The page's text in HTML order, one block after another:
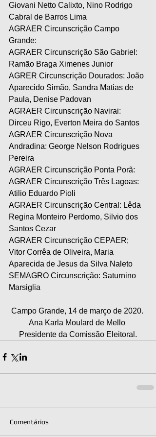
Giovani Netto Calixto, Nino Rodrigo
Cabral de Barros Lima
AGRAER Circunscrição Campo
Grande:
AGRAER Circunscrição São Gabriel:
Ramão Braga Ximenes Junior
AGRER Circunscrição Dourados: João
Aparecido Simão, Sandra Matias de
Paula, Denise Padovan
AGRAER Circunscrição Navirai:
Dirceu Rigo, Everton Meira do Santos
AGRAER Circunscrição Nova
Andradina: George Nelson Rodrigues
Pereira
AGRAER Circunscrição Ponta Porã:
AGRAER Circunscrição Três Lagoas:
Atilio Eduardo Pioli
AGRAER Circunscrição Central: Lêda
Regina Monteiro Perdomo, Silvio dos
Santos Cezar
AGRAER Circunscrição CEPAER;
Vitor Corrêa de Oliveira, Maria
Aparecida de Jesus da Silva Naleto
SEMAGRO Circunscrição: Saturnino
Marsiglia
Campo Grande, 14 de março de 2020.
Ana Karla Moulard de Mello
Presidente da Comissão Eleitoral.
Comentários